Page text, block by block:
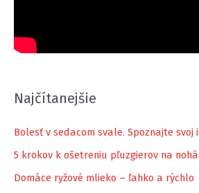
Najčítanejšie
Bolesť v sedacom svale. Spoznajte svoj
5 krokov k ošetreniu pľuzgierov na
Domáce ryžové mlieko – ľahko a rýchlo